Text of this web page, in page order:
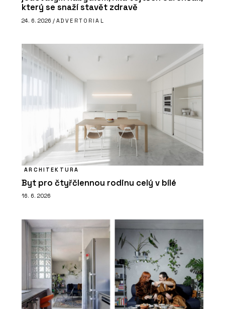
který se snaží stavět zdravě
24. 6. 2026 / ADVERTORIAL
ARCHITEKTURA
Byt pro čtyřčlennou rodinu celý v bílé
16. 6. 2026